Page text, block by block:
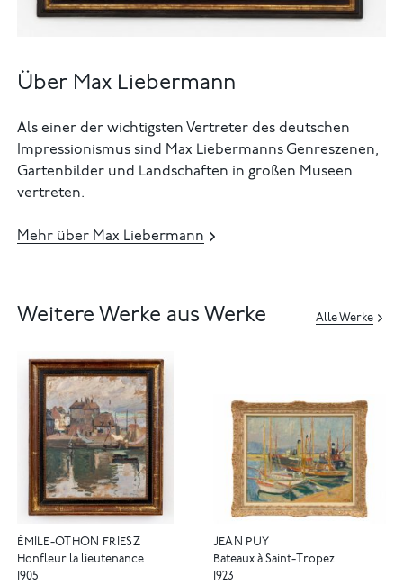
Über Max Liebermann
Als einer der wichtigsten Vertreter des deutschen
Impressionismus sind Max Liebermanns Genreszenen,
Gartenbilder und Landschaften in großen Museen
vertreten.
Mehr über Max Liebermann
Weitere Werke aus Werke Alle Werke
ÉMILE-OTHON FRIESZ
Honfleur la lieutenance
1905
JEAN PUY
Bateaux à Saint-Tropez
1923